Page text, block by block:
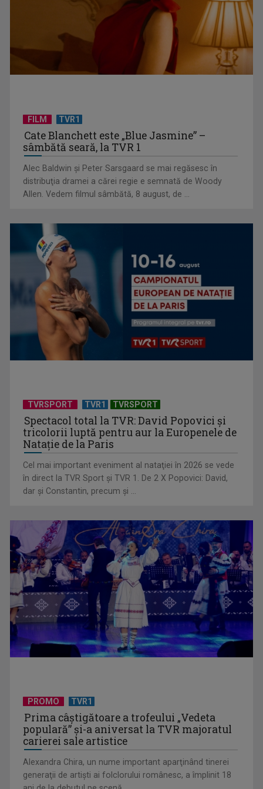
„E cool să fii cult!”, în curând la TVR 1 și TVR 2
Universitatea de Vară, la Băile Tușnad | VIDEO
„Dansatoarea din umbră”, un thriller psihologic despre
loialitate și ...
UNTOLD ONE, la Cluj-Napoca | VIDEO
FILM TVR1
Cate Blanchett este „Blue Jasmine” –
sâmbătă seară, la TVR 1
Alec Baldwin şi Peter Sarsgaard se mai regăsesc în
distribuţia dramei a cărei regie e semnată de Woody
Allen. Vedem filmul sâmbătă, 8 august, de ...
TVRSPORT TVR1 TVRSPORT
Spectacol total la TVR: David Popovici și
tricolorii luptă pentru aur la Europenele de
Natație de la Paris
Cel mai important eveniment al nataţiei în 2026 se vede
în direct la TVR Sport şi TVR 1. De 2 X Popovici: David,
dar şi Constantin, precum şi ...
PROMO TVR1
Prima câştigătoare a trofeului „Vedeta
populară” şi-a aniversat la TVR majoratul
carierei sale artistice
Alexandra Chira, un nume important aparţinând tinerei
generaţii de artişti ai folclorului românesc, a împlinit 18